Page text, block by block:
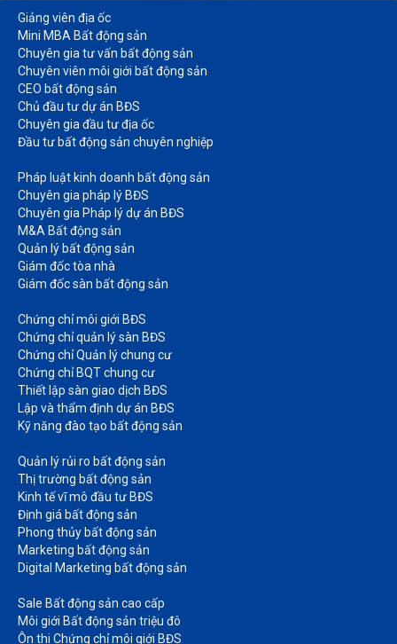
Giảng viên địa ốc
Mini MBA Bất động sản
Chuyên gia tư vấn bất động sản
Chuyên viên môi giới bất động sản​
CEO bất động sản
Chủ đầu tư dự án BĐS
Chuyên gia đầu tư địa ốc​
Đầu tư bất động sản chuyên nghiệp
Pháp luật kinh doanh bất động sản​
Chuyên gia pháp lý BĐS
Chuyên gia Pháp lý dự án BĐS
M&A Bất động sản​
Quản lý bất động sản
Giám đốc tòa nhà​
Giám đốc sàn bất động sản
Chứng chỉ môi giới BĐS​
Chứng chỉ quản lý sàn BĐS
Chứng chỉ Quản lý chung cư​
Chứng chỉ BQT chung cư​
Thiết lập sàn giao dịch BĐS​
Lập và thẩm định dự án BĐS​
Kỹ năng đào tạo bất động sản​
Quản lý rủi ro bất động sản​
Thị trường bất động sản​
Kinh tế vĩ mô đầu tư BĐS​
Định giá bất động sản​
Phong thủy bất động sản​
Marketing bất động sản​
Digital Marketing bất động sản​
Sale Bất động sản cao cấp​
Môi giới Bất động sản triệu đô​
Ôn thi Chứng chỉ môi giới BĐS​